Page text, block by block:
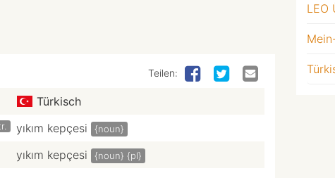
Teilen:
Türkisch
yıkım kepçesi {noun}
yıkım kepçesi {noun} {pl}
LEO